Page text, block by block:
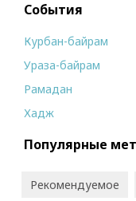
События
Курбан-байрам
Ураза-байрам
Рамадан
Хадж
Популярные
Рекомендуемое